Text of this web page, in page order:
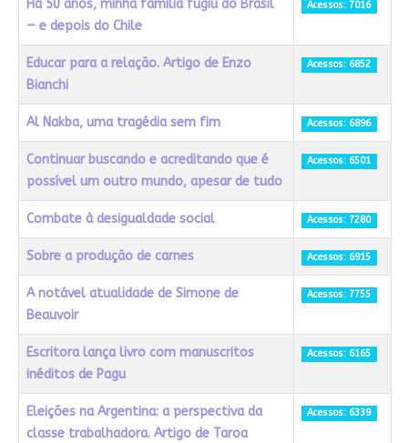
Há 50 anos, minha família fugiu do Brasil
— e depois do Chile
Acessos: 7016
Educar para a relação. Artigo de Enzo
Bianchi
Acessos: 6852
Al Nakba, uma tragédia sem fim Acessos: 6896
Continuar buscando e acreditando que é
possível um outro mundo, apesar de tudo
Acessos: 6501
Combate à desigualdade social Acessos: 7280
Sobre a produção de carnes Acessos: 6915
A notável atualidade de Simone de
Beauvoir
Acessos: 7755
Escritora lança livro com manuscritos
inéditos de Pagu
Acessos: 6165
Eleições na Argentina: a perspectiva da
classe trabalhadora. Artigo de Taroa
Acessos: 6339